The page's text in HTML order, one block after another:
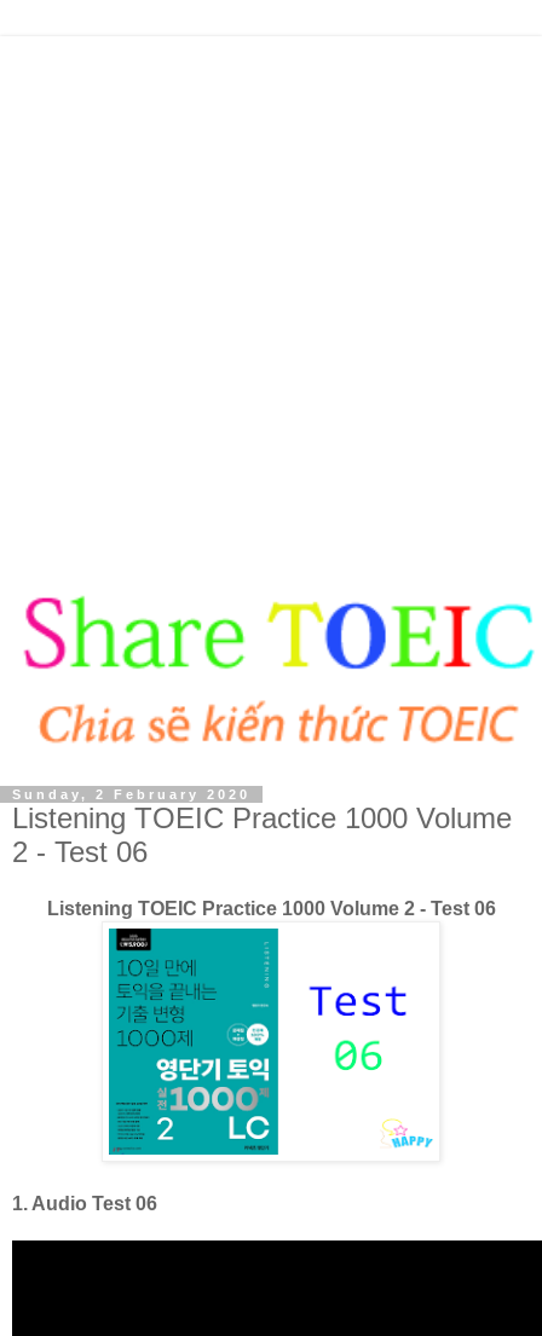
Sunday, 2 February 2020
Listening TOEIC Practice 1000 Volume
2 - Test 06
Listening TOEIC Practice 1000 Volume 2 - Test 06
1. Audio Test 06